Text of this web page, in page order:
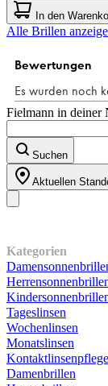
von
5
Sternen.
In den
Alle Brillen
Fielmann in deiner
Suchen
Aktuellen
Kategorien
Tageslinsen
Wochenlinsen
Monatslinsen
Damenbrillen